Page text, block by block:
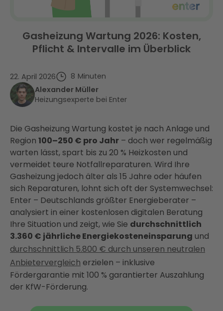
Gasheizung Wartung 2026: Kosten,
Pflicht & Intervalle im Überblick
22. April 2026 8 Minuten
Alexander Müller
Heizungsexperte bei Enter
Die Gasheizung Wartung kostet je nach Anlage und
Region 100–250 € pro Jahr – doch wer regelmäßig
warten lässt, spart bis zu 20 % Heizkosten und
vermeidet teure Notfallreparaturen. Wird Ihre
Gasheizung jedoch älter als 15 Jahre oder häufen
sich Reparaturen, lohnt sich oft der Systemwechsel:
Enter – Deutschlands größter Energieberater –
analysiert in einer kostenlosen digitalen Beratung
Ihre Situation und zeigt, wie Sie durchschnittlich
3.360 € jährliche Energiekosteneinsparung und
durchschnittlich 5.800 € durch unseren neutralen
Anbietervergleich erzielen – inklusive
Fördergarantie mit 100 % garantierter Auszahlung
der KfW-Förderung.